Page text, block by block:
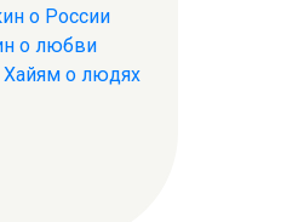
о России
о любви
о людях